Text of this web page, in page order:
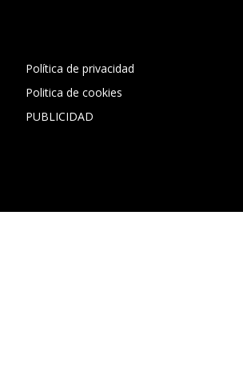
Política de privacidad
Politica de cookies
PUBLICIDAD